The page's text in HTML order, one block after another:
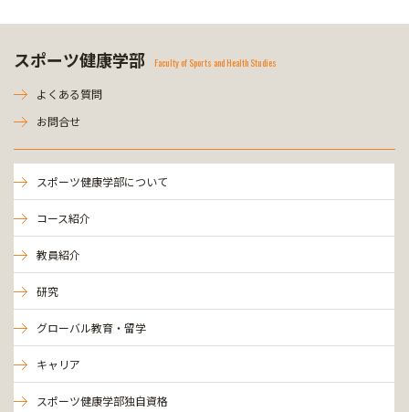
スポーツ健康学部 Faculty of Sports and Health Studies
よくある質問
お問合せ
スポーツ健康学部について
コース紹介
教員紹介
研究
グローバル教育・留学
キャリア
スポーツ健康学部独自資格